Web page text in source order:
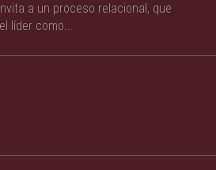
a un proceso relacional, que
líder como...